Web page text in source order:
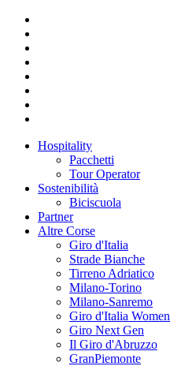
Hospitality
Pacchetti
Tour Operator
Sostenibilità
Biciscuola
Partner
Altre Corse
Giro d'Italia
Strade Bianche
Tirreno Adriatico
Milano-Torino
Milano-Sanremo
Giro d'Italia Women
Giro Next Gen
Il Giro d'Abruzzo
GranPiemonte